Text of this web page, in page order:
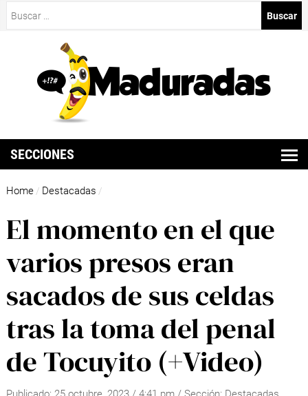
SECCIONES
Home / Destacadas /
El momento en el que
varios presos eran
sacados de sus celdas
tras la toma del penal
de Tocuyito (+Video)